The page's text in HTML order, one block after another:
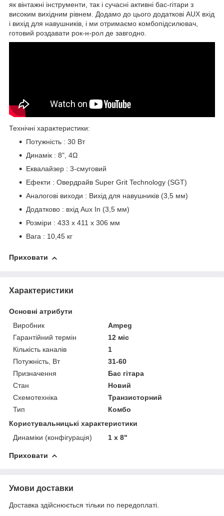
як вінтажні інструменти, так і сучасні активні бас-гітари з
високим вихідним рівнем. Додамо до цього додаткові AUX вхід
і вихід для навушників, і ми отримаємо комбопідсилювач,
готовий роздавати рок-н-рол де завгодно.
Технічні характеристики:
Потужність : 30 Вт
Динамік : 8", 4Ω
Еквалайзер : 3-смуговий
Ефекти : Овердрайв Super Grit Technology (SGT)
Аналогові виходи : Вихід для навушників (3,5 мм)
Додатково : вхід Aux In (3,5 мм)
Розміри : 433 x 411 x 306 мм
Вага : 10,45 кг
Приховати
Характеристики
Основні атрибути
Виробник
Ampeg
Гарантійний термін
12 міс
Кількість каналів
1
Потужність, Вт
31-60
Призначення
Бас гітара
Стан
Новий
Схемотехніка
Транзисторний
Тип
Комбо
Користувальницькі характеристики
Динаміки (конфігурація)
1 x 8"
Приховати
Умови доставки
Доставка здійснюється тільки по передоплаті.